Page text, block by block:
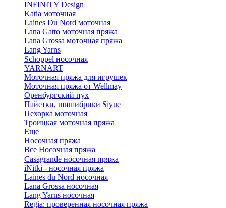
INFINITY Design
Katia моточная
Laines Du Nord моточная
Lana Gatto моточная пряжа
Lana Grossa моточная пряжа
Lang Yarns
Schoppel носочная
YARNART
Моточная пряжа для игрушек
Моточная пряжа от Wellmay
Оренбургский пух
Пайетки, шишибрики Siyue
Пехорка моточная
Троицкая моточная пряжа
Еще
Носочная пряжа
Все Носочная пряжа
Casagrande носочная пряжа
iNitki - носочная пряжа
Laines du Nord носочная
Lana Grossa носочная
Lang Yarns носочная
Regia: проверенная носочная пряжа